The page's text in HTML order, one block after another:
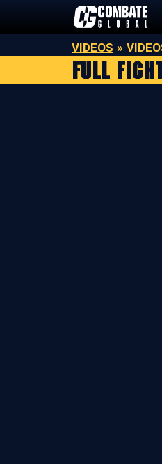
VIDEOS »
Full